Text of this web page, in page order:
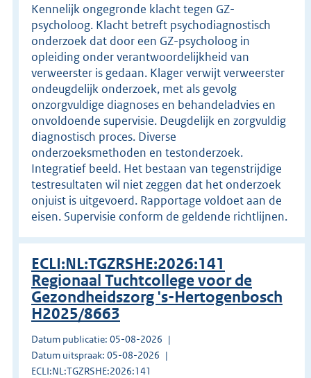
Kennelijk ongegronde klacht tegen GZ-
psycholoog. Klacht betreft psychodiagnostisch
onderzoek dat door een GZ-psycholoog in
opleiding onder verantwoordelijkheid van
verweerster is gedaan. Klager verwijt verweerster
ondeugdelijk onderzoek, met als gevolg
onzorgvuldige diagnoses en behandeladvies en
onvoldoende supervisie. Deugdelijk en zorgvuldig
diagnostisch proces. Diverse
onderzoeksmethoden en testonderzoek.
Integratief beeld. Het bestaan van tegenstrijdige
testresultaten wil niet zeggen dat het onderzoek
onjuist is uitgevoerd. Rapportage voldoet aan de
eisen. Supervisie conform de geldende richtlijnen.
ECLI:NL:TGZRSHE:2026:141
Regionaal Tuchtcollege voor de
Gezondheidszorg 's-Hertogenbosch
H2025/8663
Datum publicatie: 05-08-2026
Datum uitspraak: 05-08-2026
ECLI:NL:TGZRSHE:2026:141